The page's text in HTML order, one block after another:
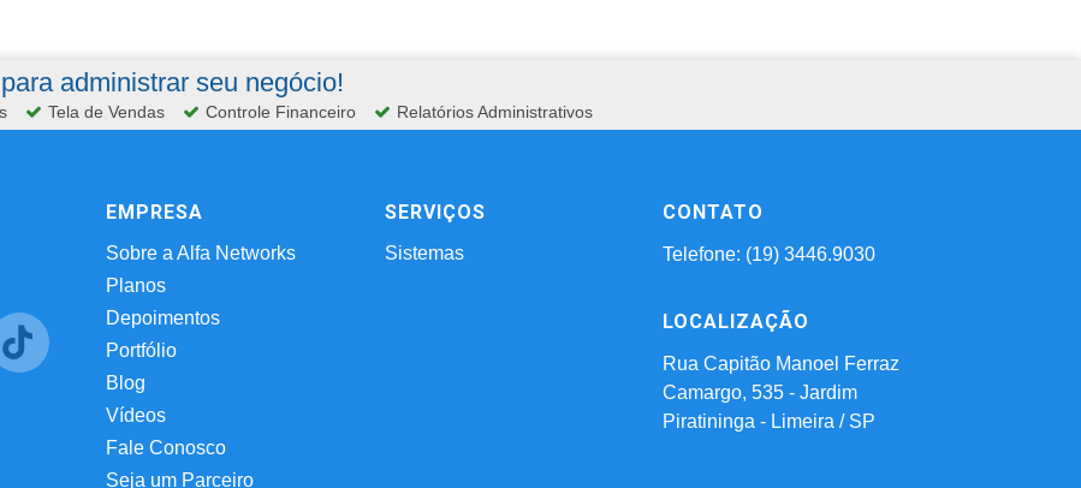
administrar seu negócio!
Tela de Vendas Controle Financeiro Relatórios Administrativos
EMPRESA
Sobre a Alfa Networks
Planos
Depoimentos
Portfólio
Blog
Vídeos
Fale Conosco
Seja um Parceiro
SERVIÇOS
Sistemas
CONTATO
Telefone: (19) 3446.9030
LOCALIZAÇÃO
Rua Capitão Manoel Ferraz
Camargo, 535 - Jardim
Piratininga - Limeira / SP